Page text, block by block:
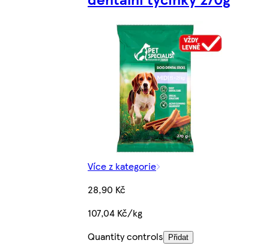
Více z kategorie
28,90 Kč
107,04 Kč/kg
Quantity controls
Přidat